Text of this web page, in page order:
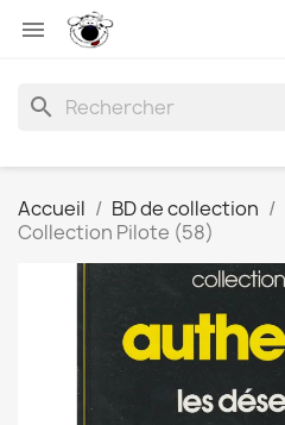

search
Accueil BD de collection
Collection Pilote (58)